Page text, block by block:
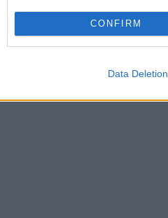
CONFIRM
Data Deletion